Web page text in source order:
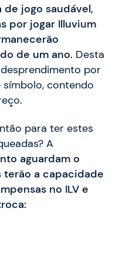
jogo saudável,
por jogar Illuvium
de um ano. Desta
por
contendo
para ter estes
A
aguardam o
terão a capacidade
no ILV e